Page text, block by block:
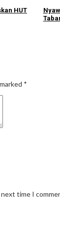
HUT
*
time I